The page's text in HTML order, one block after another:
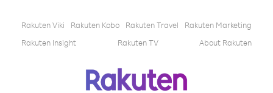
Rakuten Viki Rakuten Kobo Rakuten Travel
Rakuten Marketing
Rakuten Insight
Rakuten TV About Rakuten